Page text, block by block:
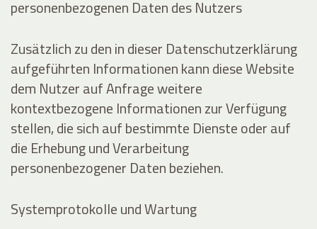
personenbezogenen Daten des Nutzers
Zusätzlich zu den in dieser Datenschutzerklärung
aufgeführten Informationen kann diese Website
dem Nutzer auf Anfrage weitere
kontextbezogene Informationen zur Verfügung
stellen, die sich auf bestimmte Dienste oder auf
die Erhebung und Verarbeitung
personenbezogener Daten beziehen.
Systemprotokolle und Wartung